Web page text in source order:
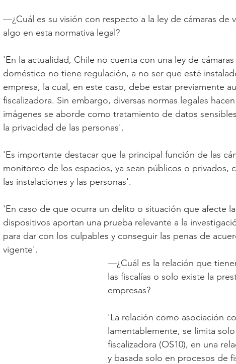
—¿Cuál es su visión con respecto a la ley de cámaras de
algo en esta normativa legal?
'En la actualidad, Chile no cuenta con una ley de
doméstico no tiene regulación, a no ser que esté
empresa, la cual, en este caso, debe estar previamente
fiscalizadora. Sin embargo, diversas normas legales
imágenes se aborde como tratamiento de datos
la privacidad de las personas'.
'Es importante destacar que la principal función de las
monitoreo de los espacios, ya sean públicos o privados,
las instalaciones y las personas'.
'En caso de que ocurra un delito o situación que afecte
dispositivos aportan una prueba relevante a la
para dar con los culpables y conseguir las penas de
vigente'.
—¿Cuál es la relación que
las fiscalías o solo existe la
empresas?
'La relación como asociación
lamentablemente, se limita
fiscalizadora (OS10), en una
y basada solo en procesos de